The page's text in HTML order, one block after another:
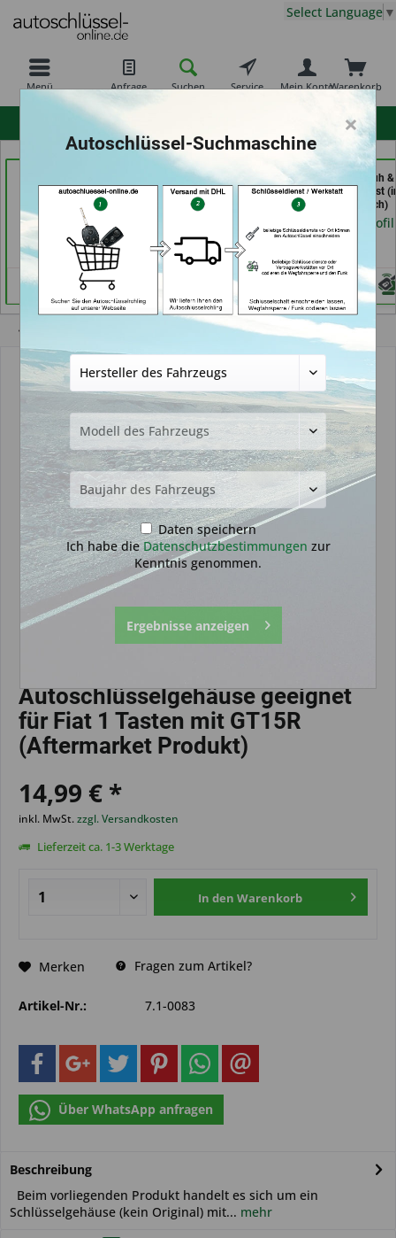
Menü Anfrage Suchen Service Warenkorb
Mein Konto
Select Language ▼
ECU Service (in
Friedberg)
Händlerprofil
Schuh und Schlüssel
Profi Dschurny (in
Rosdorf)
Demuro Schuh &
Schlüsseldienst
Grevenbroich)
Händlerprofil
Autoschlüsselgehäuse und Zubehör
Autoschlüsselgehäuse geeignet
für Fiat 1 Tasten mit GT15R
(Aftermarket Produkt)
14,99 € *
inkl. MwSt.zzgl. Versandkosten
Lieferzeit ca. 1-3 Werktage
In den Warenkorb
Merken Fragen zum Artikel?
Artikel-Nr.: 7.1-0083
Über WhatsApp anfragen
Beschreibung
Beim vorliegenden Produkt handelt es sich um ein
Schlüsselgehäuse (kein Original) mit... mehr
×
Autoschlüssel-Suchmaschine
Daten speichern
Ich habe dieDatenschutzbestimmungen zur
Kenntnis genommen.
Ergebnisse anzeigen